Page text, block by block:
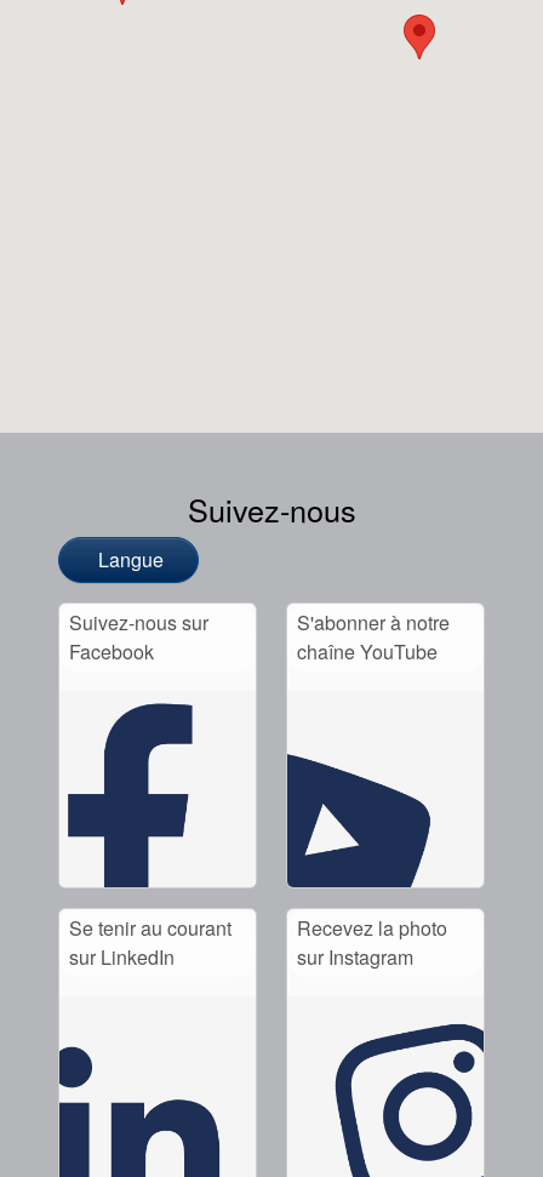
Suivez-nous
Langue
Suivez-nous sur
Facebook
S'abonner à notre
chaîne YouTube
Se tenir au courant
sur LinkedIn
Recevez la photo
sur Instagram